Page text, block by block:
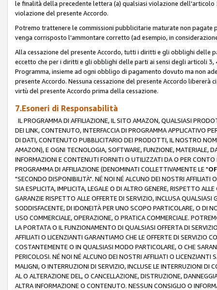
le finalità della precedente lettera (a) qualsiasi violazione
violazione del presente Accordo.
Potremo trattenere le commissioni pubblicitarie maturate non
venga corrisposto l'ammontare corretto (ad esempio, in
Alla cessazione del presente Accordo, tutti i diritti e gli obblighi delle
eccetto che per i diritti e gli obblighi delle parti ai sensi degli articoli
Programma, insieme ad ogni obbligo di pagamento dovuto ma non
presente Accordo. Nessuna cessazione del presente Accordo
virtù del presente Accordo prima della cessazione.
7.Esoneri di Responsabilità
IL PROGRAMMA DI AFFILIAZIONE, IL SITO AMAZON, QUALSIASI
DEI LINK, CONTENUTO, INTERFACCIA DI PROGRAMMA APPLICATIVO
DI DATI, CONTENUTO PUBBLICITARIO DEI PRODOTTI, IL NOSTRO
AMAZON), E OGNI TECNOLOGIA, SOFTWARE, FUNZIONE, MATERIALE,
INFORMAZIONI E CONTENUTI FORNITI O UTILIZZATI DA O PER
PROGRAMMA DI AFFILIAZIONE (DENOMINATI COLLETTIVAMENTE LE "
"SECONDO DISPONIBILITÀ". NÉ NOI NÉ ALCUNO DEI NOSTRI
SIA ESPLICITA, IMPLICITA, LEGALE O DI ALTRO GENERE, RISPETTO
GARANZIE RISPETTO ALLE OFFERTE DI SERVIZIO, INCLUSA
SODDISFACENTE, DI IDONEITÀ PER UNO SCOPO PARTICOLARE, O DI
USO COMMERCIALE, OPERAZIONE, O PRATICA COMMERCIALE.
LA PORTATA O IL FUNZIONAMENTO DI QUALSIASI OFFERTA DI
AFFILIATI O LICENZIANTI GARANTIAMO CHE LE OFFERTE DI SERVIZIO
COSTANTEMENTE O IN QUALSIASI MODO PARTICOLARE, O CHE
PERICOLOSI. NÉ NOI NÉ ALCUNO DEI NOSTRI AFFILIATI O LICENZIANTI
MALIGNI, O INTERRUZIONI DI SERVIZIO, INCLUSE LE INTERRUZIONI DI
AL O ALTERAZIONE DEL, O CANCELLAZIONE, DISTRUZIONE,
ALTRA INFORMAZIONE O CONTENUTO. NESSUN CONSIGLIO O